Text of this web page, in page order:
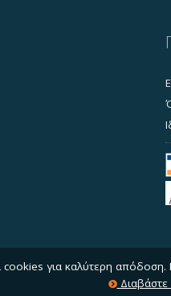
για καλύτερη
Διαβάστε